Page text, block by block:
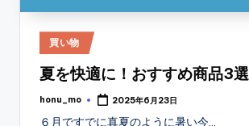
Posted
in
買い物
夏を快適に！おすすめ商品3選
Posted
honu_mo 2025年6月23日
６月ですでに真夏のように暑い今…